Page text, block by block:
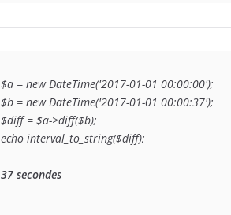
$a = new DateTime('2017-01-01 00:00:00');
$b = new DateTime('2017-01-01 00:00:37');
$diff = $a->diff($b);
echo interval_to_string($diff);
37 secondes